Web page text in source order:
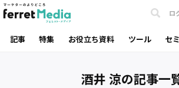
記事 特集 お役立ち資料 ツール セ
ロ
酒井 涼の記事一